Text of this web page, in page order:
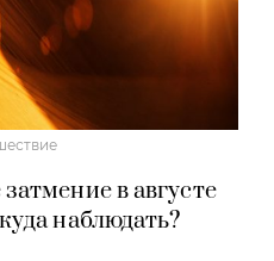
в августе
наблюдать?